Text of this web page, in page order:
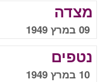
מצדה
09 במרץ 1949
נטפים
10 במרץ 1949